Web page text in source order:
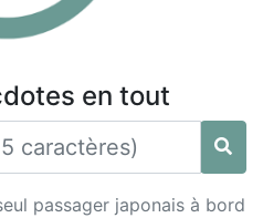
en tout
passager japonais à bord